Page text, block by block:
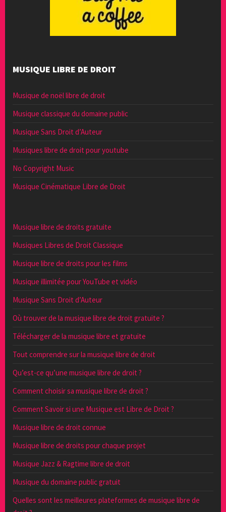
MUSIQUE LIBRE DE DROIT
Musique de noël libre de droit
Musique classique du domaine public
Musique Sans Droit d’Auteur
Musiques libre de droit pour youtube
No Copyright Music
Musique Cinématique Libre de Droit
Musique libre de droits gratuite
Musiques Libres de Droit Classique
Musique libre de droits pour les films
Musique illimitée pour YouTube et vidéo
Musique Sans Droit d’Auteur
Où trouver de la musique libre de droit gratuite ?
Télécharger de la musique libre et gratuite
Tout comprendre sur la musique libre de droit
Qu’est-ce qu’une musique libre de droit ?
Comment choisir sa musique libre de droit ?
Comment Savoir si une Musique est Libre de Droit ?
Musique libre de droit connue
Musique libre de droits pour chaque projet
Musique Jazz & Ragtime libre de droit
Musique du domaine public gratuit
Quelles sont les meilleures plateformes de musique libre de